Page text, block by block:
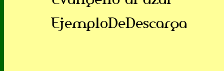
EjemploDeDescarga